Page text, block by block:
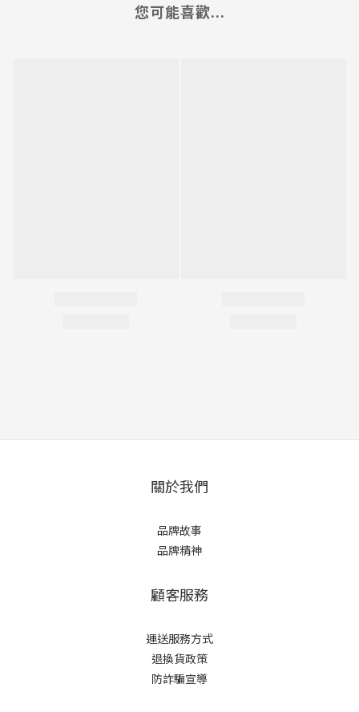
您可能喜歡...
關於我們
品牌故事
品牌精神
顧客服務
運送服務方式
退換貨政策
防詐騙宣導